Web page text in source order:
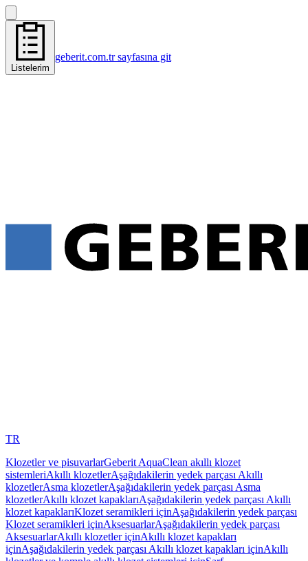
Listelerim
geberit.com.tr sayfasına git
TR
Klozetler ve pisuvarlarGeberit AquaClean akıllı klozet
sistemleriAkıllı klozetlerAşağıdakilerin yedek parçası Akıllı
klozetlerAsma klozetlerAşağıdakilerin yedek parçası Asma
klozetlerAkıllı klozet kapaklarıAşağıdakilerin yedek parçası Akıllı
klozet kapaklarıKlozet seramikleri içinAşağıdakilerin yedek parçası
Klozet seramikleri içinAksesuarlarAşağıdakilerin yedek parçası
AksesuarlarAkıllı klozetler içinAkıllı klozet kapakları
içinAşağıdakilerin yedek parçası Akıllı klozet kapakları içinAkıllı